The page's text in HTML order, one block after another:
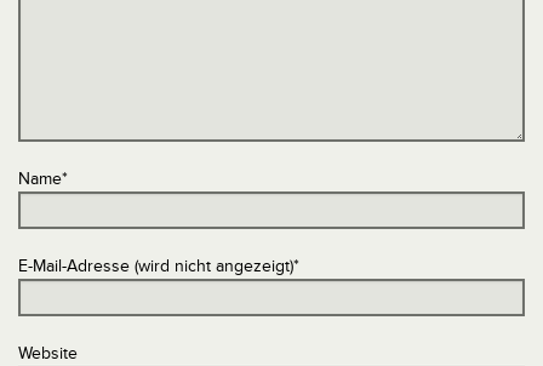
Name*
E-Mail-Adresse (wird nicht angezeigt)*
Website